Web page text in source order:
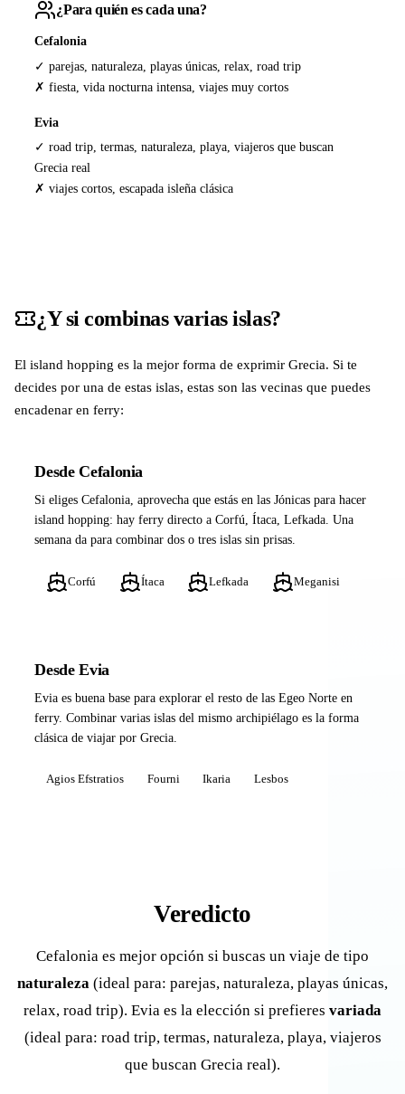
¿Para quién es cada una?
Cefalonia
✓ parejas, naturaleza, playas únicas, relax, road trip
✗ fiesta, vida nocturna intensa, viajes muy cortos
Evia
✓ road trip, termas, naturaleza, playa, viajeros que buscan
Grecia real
✗ viajes cortos, escapada isleña clásica
¿Y si combinas varias islas?
El island hopping es la mejor forma de exprimir Grecia. Si te
decides por una de estas islas, estas son las vecinas que puedes
encadenar en ferry:
Desde Cefalonia
Si eliges Cefalonia, aprovecha que estás en las Jónicas para hacer
island hopping: hay ferry directo a Corfú, Ítaca, Lefkada. Una
semana da para combinar dos o tres islas sin prisas.
Corfú Ítaca Lefkada Meganisi
Desde Evia
Evia es buena base para explorar el resto de las Egeo Norte en
ferry. Combinar varias islas del mismo archipiélago es la forma
clásica de viajar por Grecia.
Agios Efstratios Fourni Ikaria Lesbos
Veredicto
Cefalonia es mejor opción si buscas un viaje de tipo
naturaleza (ideal para: parejas, naturaleza, playas únicas,
relax, road trip). Evia es la elección si prefieres variada
(ideal para: road trip, termas, naturaleza, playa, viajeros
que buscan Grecia real).